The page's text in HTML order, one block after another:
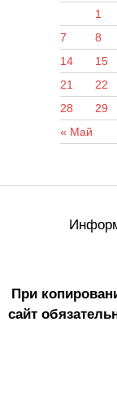
« Май
1
7
8
14
15
21
22
28
29
При
сайт